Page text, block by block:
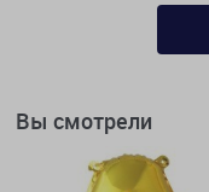
Вы смотрели